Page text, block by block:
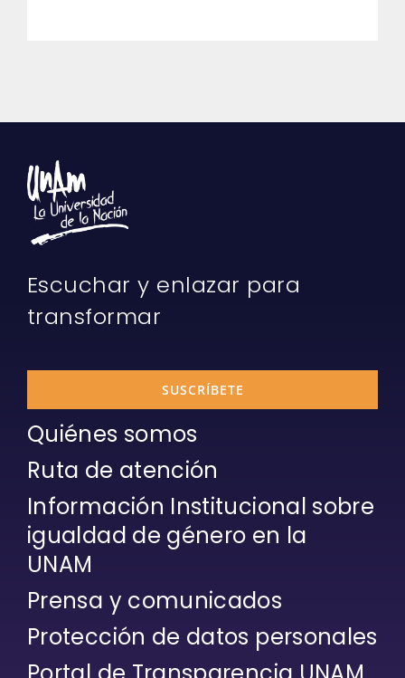
Escuchar y enlazar para
transformar
SUSCRÍBETE
Quiénes somos
Ruta de atención
Información Institucional sobre
igualdad de género en la
UNAM
Prensa y comunicados
Protección de datos personales